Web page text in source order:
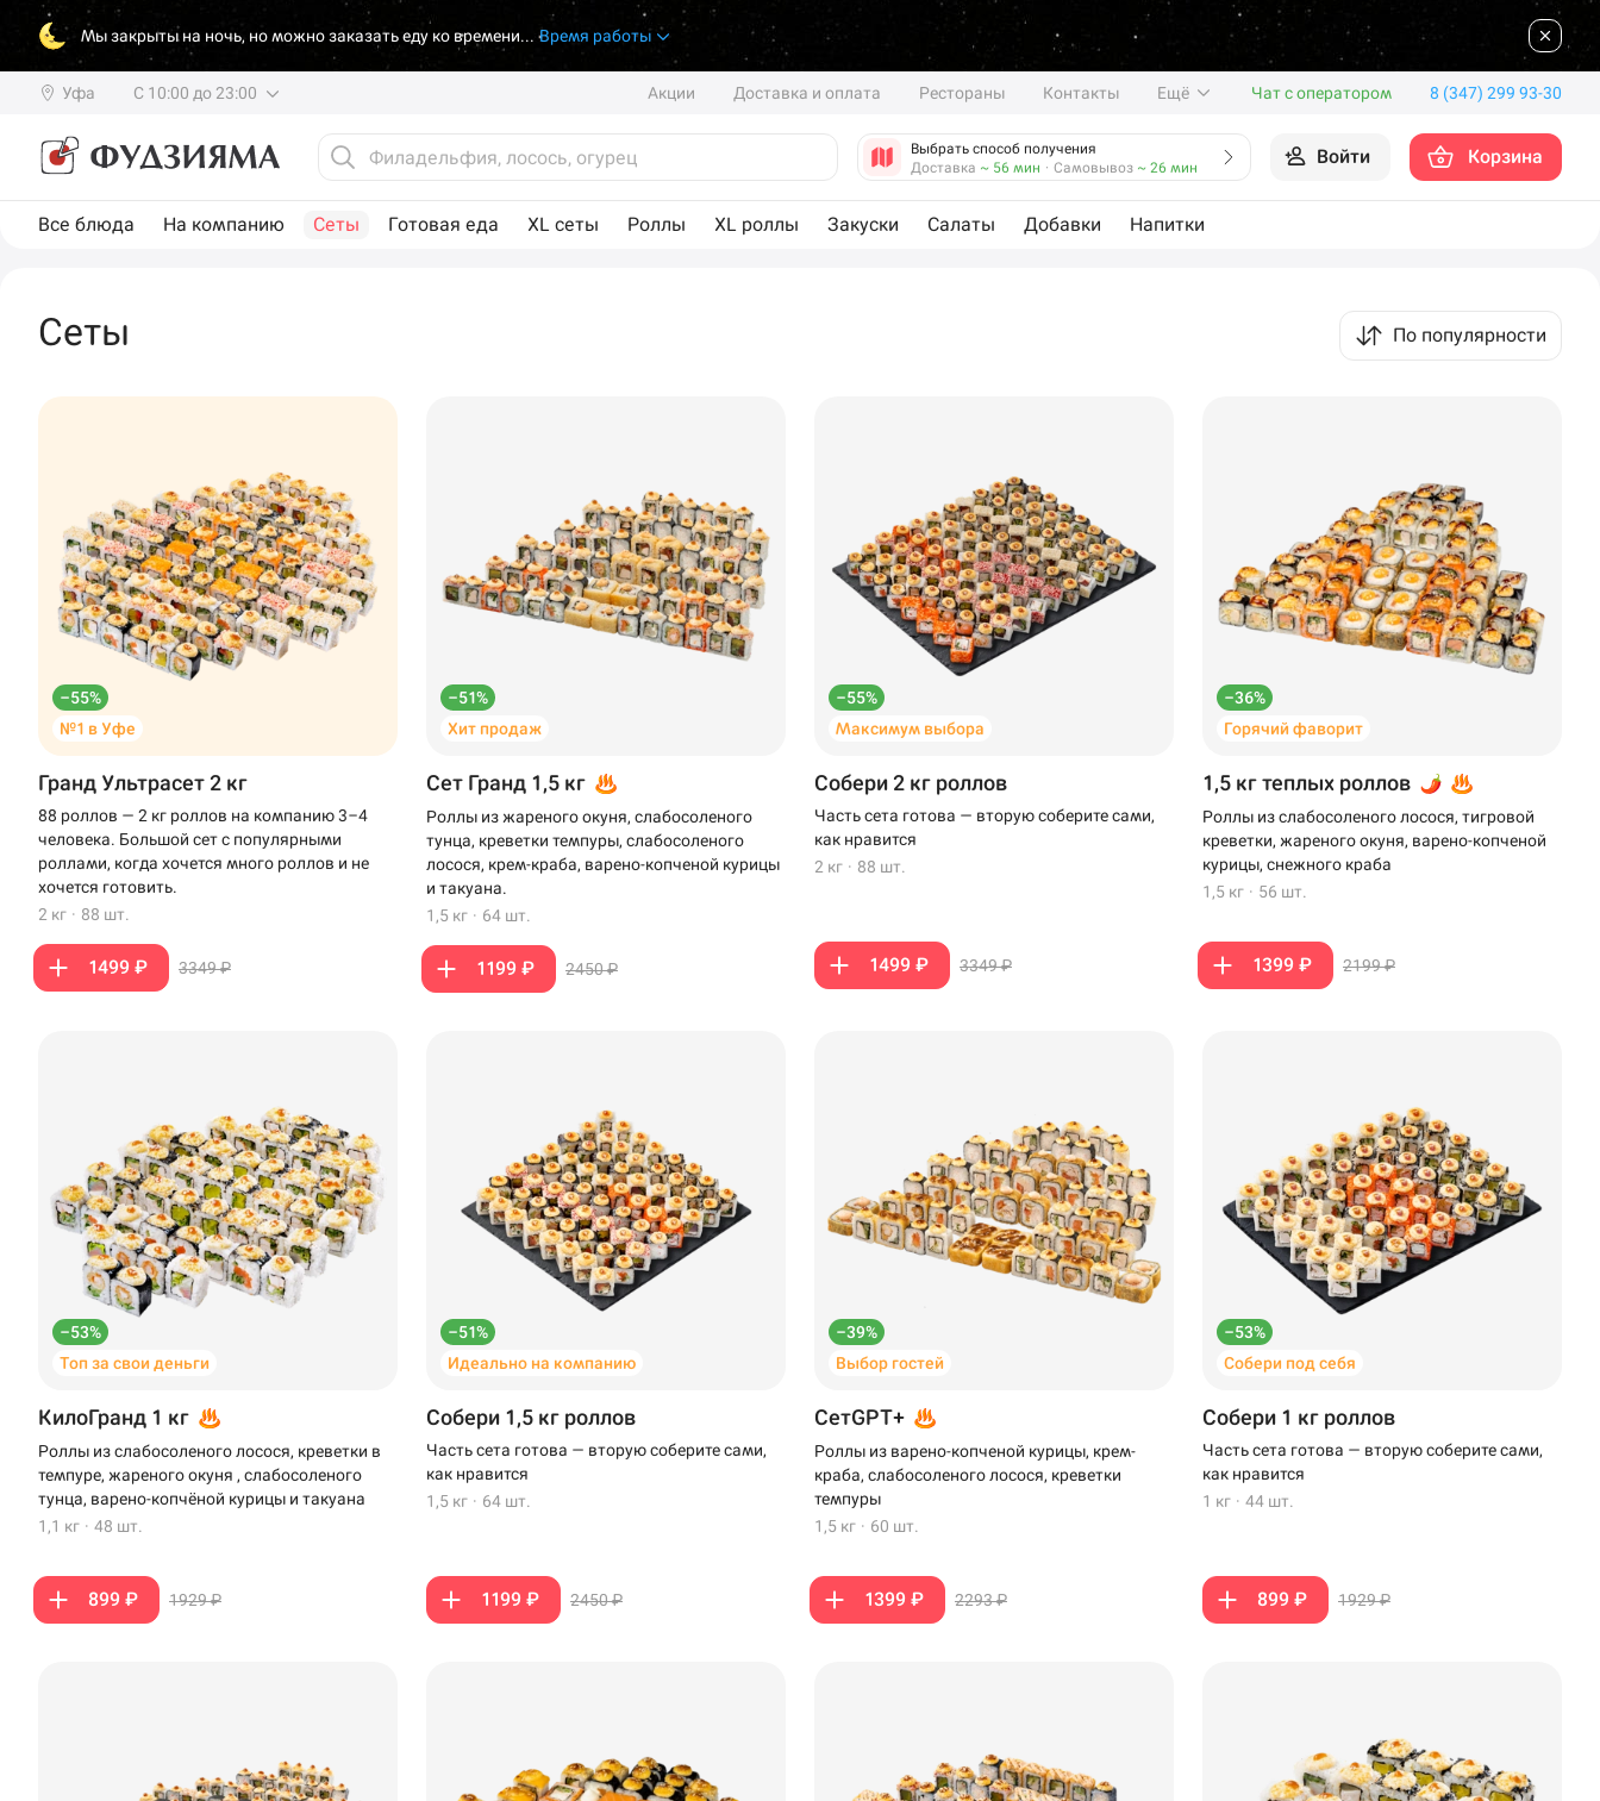
Мы закрыты на ночь, но можно заказать еду ко времени... Время работы
Уфа С 10:00 до 23:00 Акции Доставка и оплата Рестораны Контакты Ещё Чат с оператором 8 (347) 299 93-30
Выбрать способ получения
Доставка ~ 56 мин · Самовывоз ~ 26 мин Войти Корзина
Все блюда На компанию Сеты Готовая еда XL сеты Роллы XL роллы Закуски Салаты Добавки Напитки
Сеты По популярности
–55%
№1 в Уфе
Гранд Ультрасет 2 кг
88 роллов — 2 кг роллов на компанию 3–4
человека. Большой сет с популярными
роллами, когда хочется много роллов и не
хочется готовить.
2 кг · 88 шт.
1499 ₽ 3349 ₽
–51%
Хит продаж
Сет Гранд 1,5 кг
Роллы из жареного окуня, слабосоленого
тунца, креветки темпуры, слабосоленого
лосося, крем-краба, варено-копченой курицы
и такуана.
1,5 кг · 64 шт.
1199 ₽ 2450 ₽
–55%
Максимум выбора
Собери 2 кг роллов
Часть сета готова — вторую соберите сами,
как нравится
2 кг · 88 шт.
1499 ₽ 3349 ₽
–36%
Горячий фаворит
1,5 кг теплых роллов
Роллы из слабосоленого лосося, тигровой
креветки, жареного окуня, варено-копченой
курицы, снежного краба
1,5 кг · 56 шт.
1399 ₽ 2199 ₽
–53%
Топ за свои деньги
КилоГранд 1 кг
Роллы из слабосоленого лосося, креветки в
темпуре, жареного окуня , слабосоленого
тунца, варено-копчёной курицы и такуана
1,1 кг · 48 шт.
899 ₽ 1929 ₽
–51%
Идеально на компанию
Собери 1,5 кг роллов
Часть сета готова — вторую соберите сами,
как нравится
1,5 кг · 64 шт.
1199 ₽ 2450 ₽
–39%
Выбор гостей
СетGPT+
Роллы из варено-копченой курицы, крем-
краба, слабосоленого лосося, креветки
темпуры
1,5 кг · 60 шт.
1399 ₽ 2293 ₽
–53%
Собери под себя
Собери 1 кг роллов
Часть сета готова — вторую соберите сами,
как нравится
1 кг · 44 шт.
899 ₽ 1929 ₽